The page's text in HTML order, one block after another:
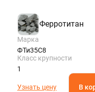
Ферротитан
Марка
ФТи35С8
Класс крупности
1
Узнать цену В